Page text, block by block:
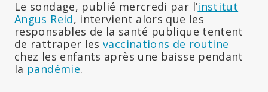
Le sondage, publié mercredi par l’institut
Angus Reid, intervient alors que les
responsables de la santé publique tentent
de rattraper lesvaccinations de routine
chez les enfants après une baisse pendant
la pandémie.